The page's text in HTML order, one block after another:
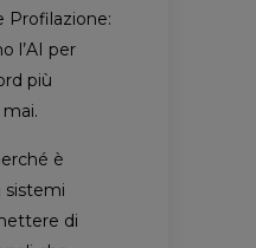
Profilazione:
l’AI per
più
è
sistemi
di